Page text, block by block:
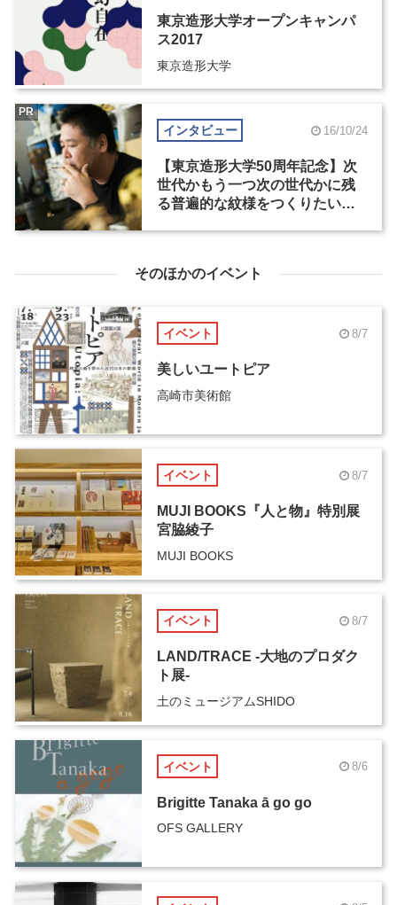
東京造形大学オープンキャンパ
ス2017
東京造形大学
インタビュー 16/10/24
【東京造形大学50周年記念】次
世代かもう一つ次の世代かに残
る普遍的な紋様をつくりたい－
PR
そのほかのイベント
イベント 8/7
美しいユートピア
高崎市美術館
イベント 8/7
MUJI BOOKS『人と物』特別展
宮脇綾子
MUJI BOOKS
イベント 8/7
LAND/TRACE -大地のプロダク
ト展-
土のミュージアムSHIDO
イベント 8/6
Brigitte Tanaka ā go go
OFS GALLERY